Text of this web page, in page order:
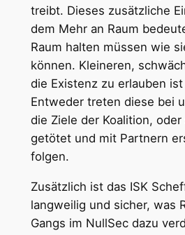
treibt. Dieses zusätzliche
dem Mehr an Raum
Raum halten müssen wie
können. Kleineren,
die Existenz zu erlauben
Entweder treten diese bei
die Ziele der Koalition,
getötet und mit Partnern
folgen.
Zusätzlich ist das ISK
langweilig und sicher, was
Gangs im NullSec dazu